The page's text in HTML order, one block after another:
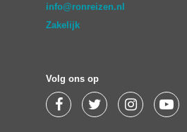
info@ronreizen.nl
Zakelijk
Volg ons op